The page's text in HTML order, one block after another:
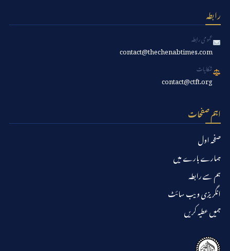
رابطہ
عمومی رابطہ
contact@thechenabtimes.com
شکایات
contact@ctft.org
اہم صفحات
صفحہ اول
ہمارے بارے میں
ہم سے رابطہ
انگریزی ویب سائٹ
ہمیں عطیہ کریں